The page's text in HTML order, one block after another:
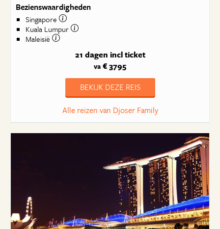
Bezienswaardigheden
Singapore
Kuala Lumpur
Maleisië
21 dagen incl ticket
va € 3795
BEKIJK DEZE REIS
Alle reizen van Djoser Family